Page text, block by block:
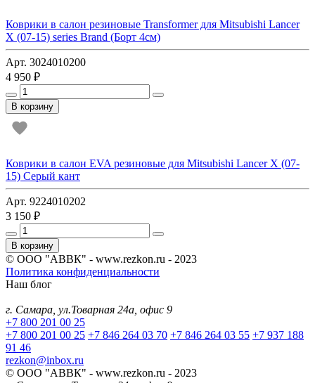
Коврики в салон резиновые Transformer для Mitsubishi Lancer
Х (07-15) series Brand (Борт 4см)
Арт. 3024010200
4 950 ₽
В корзину
Коврики в салон EVA резиновые для Mitsubishi Lancer Х (07-
15) Серый кант
Арт. 9224010202
3 150 ₽
В корзину
© ООО "АВВК" - www.rezkon.ru - 2023
Политика конфиденциальности
Наш блог
г. Самара, ул.Товарная 24а, офис 9
+7 800 201 00 25
+7 800 201 00 25 +7 846 264 03 70 +7 846 264 03 55 +7 937 188
91 46
rezkon@inbox.ru
© ООО "АВВК" - www.rezkon.ru - 2023